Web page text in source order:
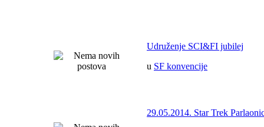
Udruženje SCI&FI jubilej
u SF konvencije
29.05.2014. Star Trek